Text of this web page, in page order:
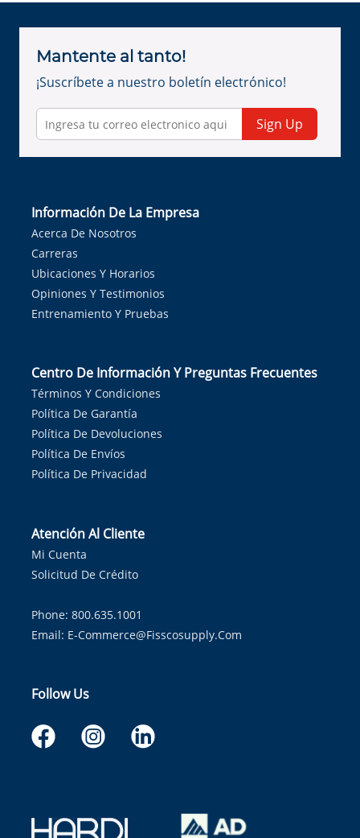
Mantente al tanto!
¡Suscríbete a nuestro boletín electrónico!
Sign Up
Información De La Empresa
Acerca De Nosotros
Carreras
Ubicaciones Y Horarios
Opiniones Y Testimonios
Entrenamiento Y Pruebas
Centro De Información Y Preguntas Frecuentes
Términos Y Condiciones
Política De Garantía
Política De Devoluciones
Política De Envíos
Política De Privacidad
Atención Al Cliente
Mi Cuenta
Solicitud De Crédito
Phone: 800.635.1001
Email: E-Commerce@fisscosupply.com
Follow Us